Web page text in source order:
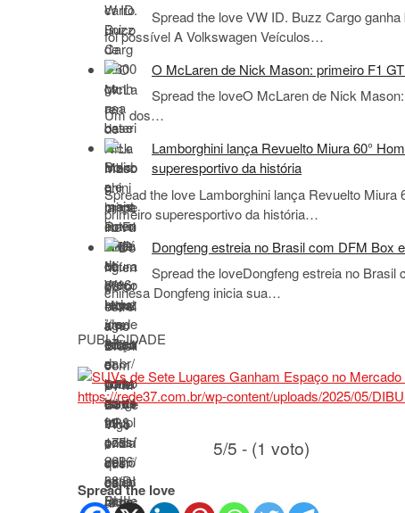
Spread the love VW ID. Buzz Cargo
foi possível A Volkswagen Veículos…
O McLaren de Nick Mason: primeiro F1
Spread the loveO McLaren de Nick
Um dos…
Lamborghini lança Revuelto Miura 60°
superesportivo da história
Spread the love Lamborghini lança Revuelto
primeiro superesportivo da história…
Dongfeng estreia no Brasil com DFM Box
Spread the loveDongfeng estreia no
chinesa Dongfeng inicia sua…
PUBLICIDADE
5/5 - (1 voto)
Spread the love